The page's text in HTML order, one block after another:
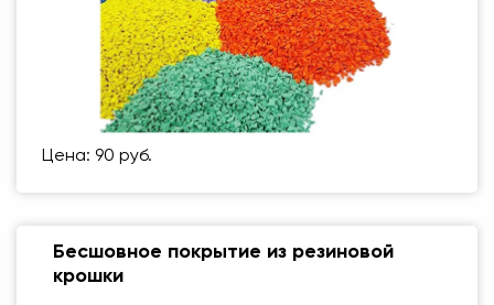
Цена: 90 руб.
Бесшовное покрытие из резиновой
крошки